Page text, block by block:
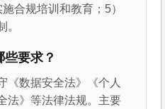
合规培训和教育；5）
。
要求？
《数据安全法》《个人
法》等法律法规。主要